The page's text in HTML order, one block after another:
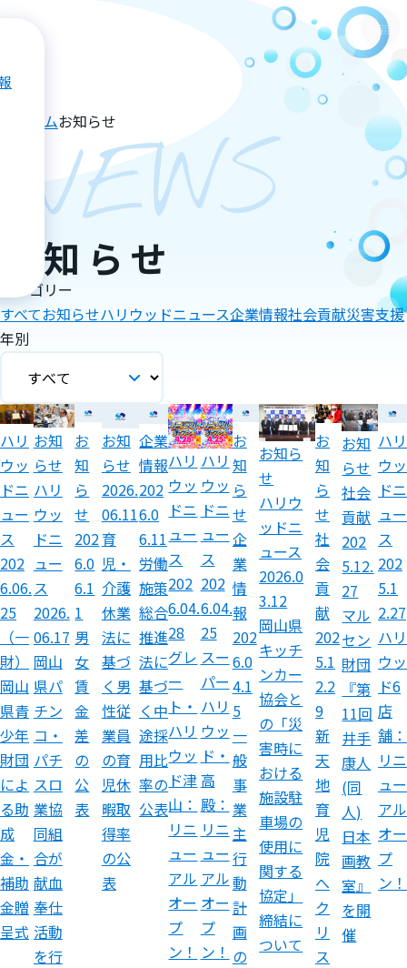
ホームお知らせ
お知らせ
カテゴリー
すべてお知らせハリウッドニュース企業情報社会貢献災害支援
年別
ハリ
ウッ
ドニ
ュー
ス
202
6.06.
25
（一
財）
岡山
県青
少年
財団
によ
る助
成
金・
補助
金贈
呈式
お知
らせ
ハリ
ウッ
ドニ
ュー
ス
2026.
06.17
岡山
県パ
チン
コ・
パチ
スロ
業協
同組
合が
献血
奉仕
活動
を行
お
知
ら
せ
202
6.0
6.1
1
男
女
賃
金
差
の
公
表
お知
らせ
2026.
06.11
育
児・
介護
休業
法に
基づ
く男
性従
業員
の育
児休
暇取
得率
の公
表
企業
情報
202
6.0
6.11
労働
施策
総合
推進
法に
基づ
く中
途採
用比
率の
公表
ハリ
ウッ
ドニ
ュー
ス
202
6.04.
28
グレ
ー
ト・
ハリ
ウッ
ド津
山：
リニ
ュー
アル
オー
プ
ン！
ハリ
ウッ
ドニ
ュー
ス
202
6.04.
25
スー
パー
ハリ
ウッ
ド・
高
殿：
リニ
ュー
アル
オー
プ
ン！
お
知
ら
せ
企
業
情
報
202
6.0
4.1
5
一
般
事
業
主
行
動
計
画
の
お知ら
せ
ハリウ
ッドニ
ュース
2026.0
3.12
岡山県
キッチ
ンカー
協会と
の「災
害時に
おける
施設駐
車場の
使用に
関する
協定」
締結に
ついて
お
知
ら
せ
社
会
貢
献
202
5.1
2.2
9
新
天
地
育
児
院
へ
ク
リ
ス
お知
らせ
社会
貢献
202
5.12.
27
マル
セン
財団
『第
11回
井手
康人
(同
人)
日本
画教
室』
を開
催
ハリ
ウッ
ドニ
ュー
ス
202
5.1
2.27
ハリ
ウッ
ド6
店
舗：
リニ
ュー
アル
オー
プ
ン！